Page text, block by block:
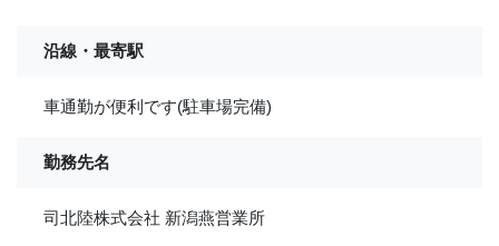
沿線・最寄駅
車通勤が便利です(駐車場完備)
勤務先名
司北陸株式会社 新潟燕営業所